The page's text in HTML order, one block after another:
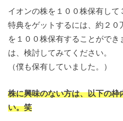
イオンの株を１００株保有し
特典をゲットするには、約２
を１００株保有することがで
は、検討してみてください。
（僕も保有していました。）
株に興味のない方は、以下の
い。笑